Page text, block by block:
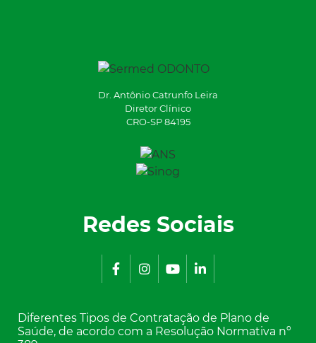
Dr. Antônio Catrunfo Leira
Diretor Clínico
CRO-SP 84195
Redes Sociais
Diferentes Tipos de Contratação de Plano de
Saúde, de acordo com a Resolução Normativa nº